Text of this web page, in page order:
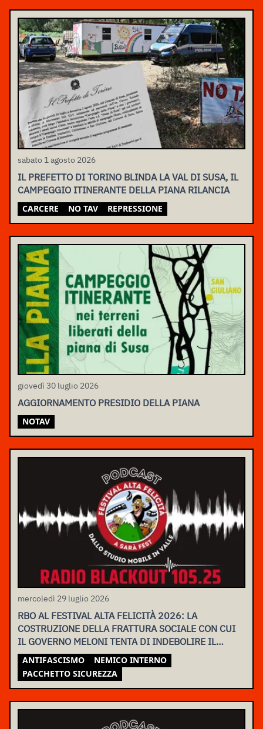
sabato 1 agosto 2026
IL PREFETTO DI TORINO BLINDA LA VAL DI SUSA, IL
CAMPEGGIO ITINERANTE DELLA PIANA RILANCIA
CARCERE NO TAV REPRESSIONE
giovedì 30 luglio 2026
AGGIORNAMENTO PRESIDIO DELLA PIANA
NOTAV
mercoledì 29 luglio 2026
RBO AL FESTIVAL ALTA FELICITÀ 2026: LA
COSTRUZIONE DELLA FRATTURA SOCIALE CON CUI
IL GOVERNO MELONI TENTA DI INDEBOLIRE IL
MOVIMENTO
ANTIFASCISMO
NEMICO INTERNO
PACCHETTO SICUREZZA